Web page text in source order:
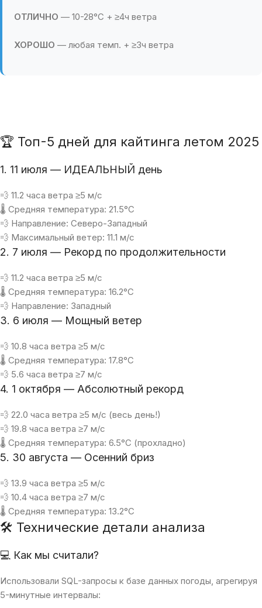
ОТЛИЧНО — 10-28°C + ≥4ч ветра
ХОРОШО — любая темп. + ≥3ч ветра
🏆 Топ-5 дней для кайтинга летом 2025
1. 11 июля — ИДЕАЛЬНЫЙ день
💨 11.2 часа ветра ≥5 м/с
🌡 Средняя температура: 21.5°C
💨 Направление: Северо-Западный
💨 Максимальный ветер: 11.1 м/с
2. 7 июля — Рекорд по продолжительности
💨 11.2 часа ветра ≥5 м/с
🌡 Средняя температура: 16.2°C
💨 Направление: Западный
3. 6 июля — Мощный ветер
💨 10.8 часа ветра ≥5 м/с
🌡 Средняя температура: 17.8°C
💨 5.6 часа ветра ≥7 м/с
4. 1 октября — Абсолютный рекорд
💨 22.0 часа ветра ≥5 м/с (весь день!)
💨 19.8 часа ветра ≥7 м/с
🌡 Средняя температура: 6.5°C (прохладно)
5. 30 августа — Осенний бриз
💨 13.9 часа ветра ≥5 м/с
💨 10.4 часа ветра ≥7 м/с
🌡 Средняя температура: 13.2°C
🛠 Технические детали анализа
💻 Как мы считали?
Использовали SQL-запросы к базе данных погоды, агрегируя
5-минутные интервалы: